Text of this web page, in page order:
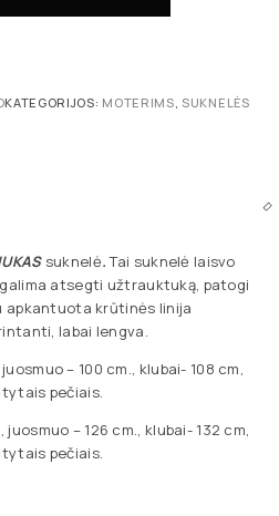
KATEGORIJOS: MOTERIMS, SUKNELĖS
suknelė.Tai suknelė laisvo
atsegti užtrauktuką, patogi
apkantuota krūtinės linija
labai lengva.
– 100 cm., klubai- 108 cm,
pečiais.
– 126 cm., klubai- 132 cm,
pečiais.